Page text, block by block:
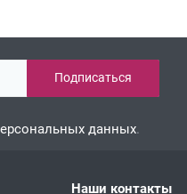
данных.
Наши контакты